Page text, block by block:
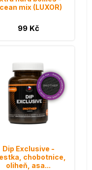
mix (LUXOR)
99 Kč
Dip Exclusive -
chobotnice,
oliheň, asa...